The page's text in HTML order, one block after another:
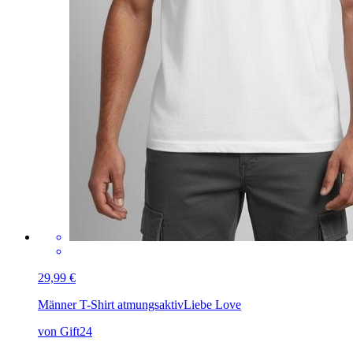
29,99 €
Männer T-Shirt atmungsaktivLiebe Love
von Gift24